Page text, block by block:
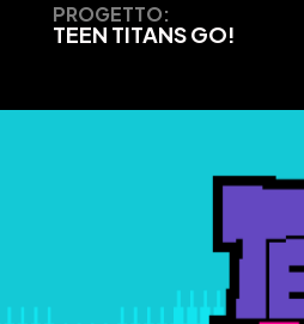
PROGETTO:
TEEN TITANS GO!